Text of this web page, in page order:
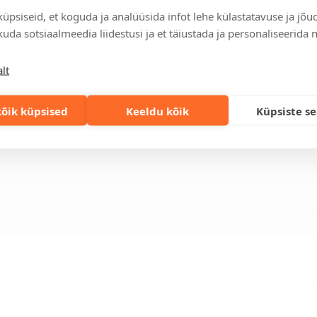
et koguda ja analüüsida infot lehe külastatavuse ja
sotsiaalmeedia liidestusi ja et täiustada ja personaliseerida
küpsised Keeldu kõik Küpsiste
Tellimuste info
Jälgi oma olemasolevaid
Kiirema tarneaja vajadusel
lahenduse!